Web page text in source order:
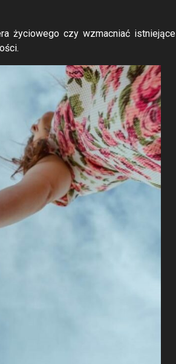
życiowego czy wzmacniać istniejące